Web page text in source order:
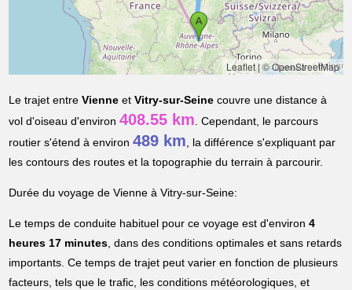
Leaflet|© OpenStreetMap
Le trajet entreVienne etVitry-sur-Seine couvre une distance à
vol d'oiseau d'environ408.55 km. Cependant, le parcours
routier s'étend à environ489 km, la différence s'expliquant par
les contours des routes et la topographie du terrain à parcourir.
Durée du voyage de Vienne à Vitry-sur-Seine:
Le temps de conduite habituel pour ce voyage est d'environ4
heures 17 minutes, dans des conditions optimales et sans retards
importants. Ce temps de trajet peut varier en fonction de plusieurs
facteurs, tels que le trafic, les conditions météorologiques, et